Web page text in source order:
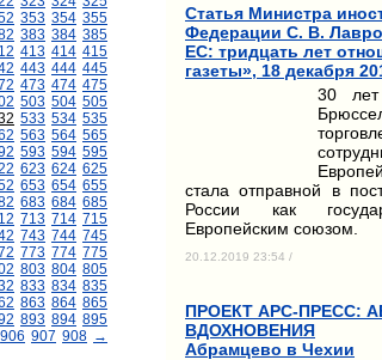
353 354 355
383 384 385
413 414 415
443 444 445
473 474 475
503 504 505
533 534 535
563 564 565
593 594 595
623 624 625
653 654 655
683 684 685
713 714 715
743 744 745
773 774 775
803 804 805
833 834 835
863 864 865
893 894 895
906 907 908 →
Статья Министра
Федерации С. В.
ЕС: тридцать лет
газеты», 18 декабря
30
стала отправной в
России как
Европейским союзом.
20.12.2019 23:54 /
ПРОЕКТ АРС-ПРЕСС:
ВДОХНОВЕНИЯ
Абрамцево в Чехии